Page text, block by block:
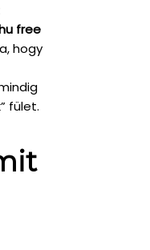
free
hogy
fület.